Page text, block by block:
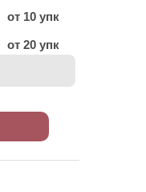
от 10 упк
от 20 упк